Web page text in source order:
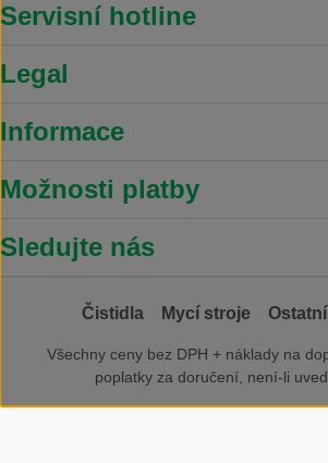
Servisní hotline
Legal
Informace
Možnosti platby
Sledujte nás
Čistidla Mycí stroje
Všechny ceny bez DPH + náklady na
poplatky za doručení, není-li